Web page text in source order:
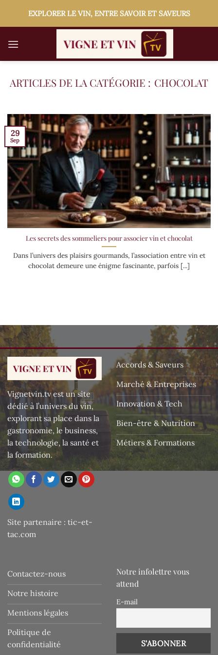
contenu
EXPLORER LE VIN, ENTRE SAVOIR ET SAVEURS
CHOCOLAT
Les secrets des sommeliers pour associer vin et chocolat
Dans l’univers des plaisirs gourmands, l’association entre vin et
chocolat demeure une énigme fascinante, parfois [...]
29
Sep
Vignetvin.tv est un site
dédié à l’univers du vin,
explorant sa place dans la
gastronomie, le business,
la technologie, la santé et
la formation.
Site partenaire : tic-et-
tac.com
Accords & Saveurs
Marché & Entreprises
Innovation & Tech
Bien-être & Nutrition
Métiers & Formations
Contactez-nous
Notre histoire
Mentions légales
Politique de
confidentialité
Notre infolettre vous
attend
E-mail